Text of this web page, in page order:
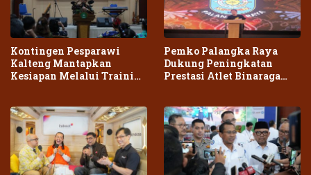
Kontingen Pesparawi
Kalteng Mantapkan
Kesiapan Melalui Training
Pemko Palangka Raya
Dukung Peningkatan
Prestasi Atlet Binaraga